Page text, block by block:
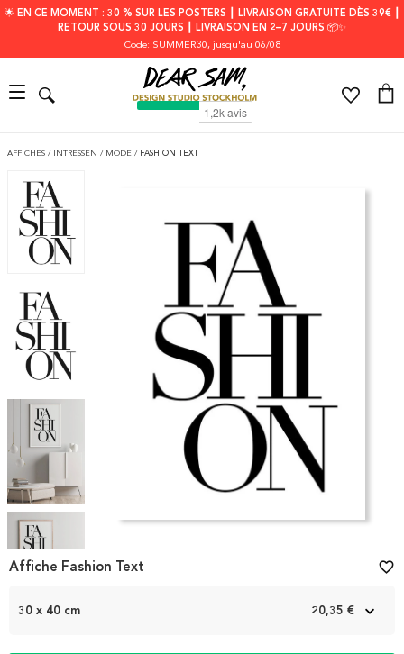
🌟 EN CE MOMENT : 30 % SUR LES POSTERS ┃ LIVRAISON GRATUITE DÈS 39€ ┃
RETOUR SOUS 30 JOURS ┃ LIVRAISON EN 2–7 JOURS 📦✨
Code: SUMMER30, jusqu'au 06/08
AFFICHES / INTRESSEN / MODE / FASHION TEXT
Item
1
30 x 40 cm 20,35 €
Affiche Fashion Text favorite_border